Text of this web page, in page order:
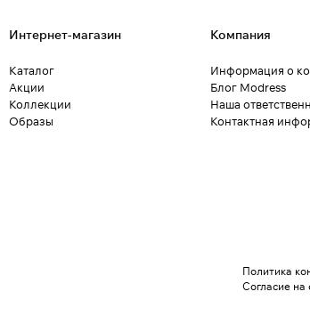
Интернет-магазин
Каталог
Акции
Коллекции
Образы
Компания
Информация о
Блог Modress
Наша
Контактная
Политика
Согласие на